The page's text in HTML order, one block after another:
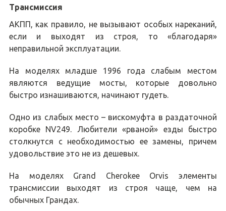
Трансмиссия
АКПП, как правило, не вызывают особых нареканий,
если и выходят из строя, то «благодаря»
неправильной эксплуатации.
На моделях младше 1996 года слабым местом
являются ведущие мосты, которые довольно
быстро изнашиваются, начинают гудеть.
Одно из слабых место – вискомуфта в раздаточной
коробке NV249. Любители «рваной» езды быстро
столкнутся с необходимостью ее замены, причем
удовольствие это не из дешевых.
На моделях Grand Cherokee Orvis элементы
трансмиссии выходят из строя чаще, чем на
обычных Грандах.